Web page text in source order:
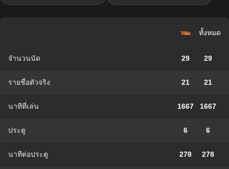
ทั้งหมด
จำนวนนัด 29 29
รายชื่อตัวจริง 21 21
นาทีที่เล่น 1667 1667
ประตู 6 6
นาทีต่อประตู 278 278